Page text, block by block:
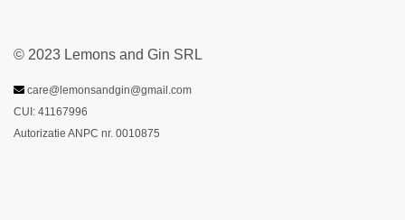
© 2023 Lemons and Gin SRL
care@lemonsandgin@gmail.com
CUI: 41167996
Autorizatie ANPC nr. 0010875